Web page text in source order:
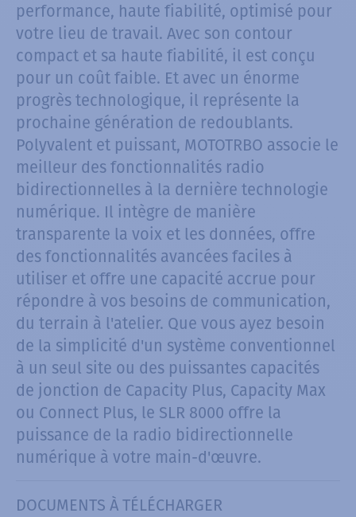
performance, haute fiabilité, optimisé pour
votre lieu de travail. Avec son contour
compact et sa haute fiabilité, il est conçu
pour un coût faible. Et avec un énorme
progrès technologique, il représente la
prochaine génération de redoublants.
Polyvalent et puissant, MOTOTRBO associe le
meilleur des fonctionnalités radio
bidirectionnelles à la dernière technologie
numérique. Il intègre de manière
transparente la voix et les données, offre
des fonctionnalités avancées faciles à
utiliser et offre une capacité accrue pour
répondre à vos besoins de communication,
du terrain à l'atelier. Que vous ayez besoin
de la simplicité d'un système conventionnel
à un seul site ou des puissantes capacités
de jonction de Capacity Plus, Capacity Max
ou Connect Plus, le SLR 8000 offre la
puissance de la radio bidirectionnelle
numérique à votre main-d'œuvre.
DOCUMENTS À TÉLÉCHARGER